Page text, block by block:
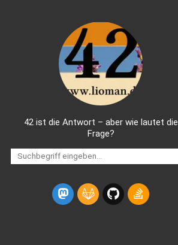
42 ist die Antwort – aber wie lautet die
Frage?